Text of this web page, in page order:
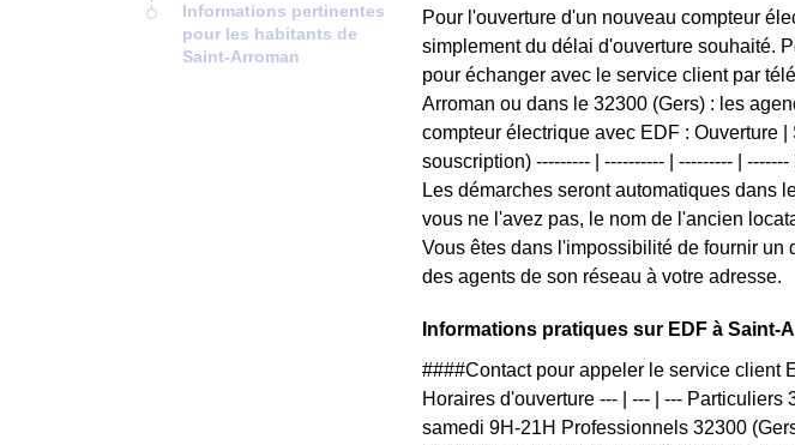
Informations pertinentes
pour les habitants de
Saint-Arroman
Pour l'ouverture d'un nouveau compteur
simplement du délai d'ouverture souhaité.
pour échanger avec le service client par
Arroman ou dans le 32300 (Gers) : les
compteur électrique avec EDF : Ouverture
souscription) --------- | ---------- | --------- |
Les démarches seront automatiques dans
vous ne l'avez pas, le nom de l'ancien
Vous êtes dans l'impossibilité de fournir
des agents de son réseau à votre adresse.
Informations pratiques sur EDF à Saint-
####Contact pour appeler le service client
Horaires d'ouverture --- | --- | ---
samedi 9H-21H Professionnels 32300